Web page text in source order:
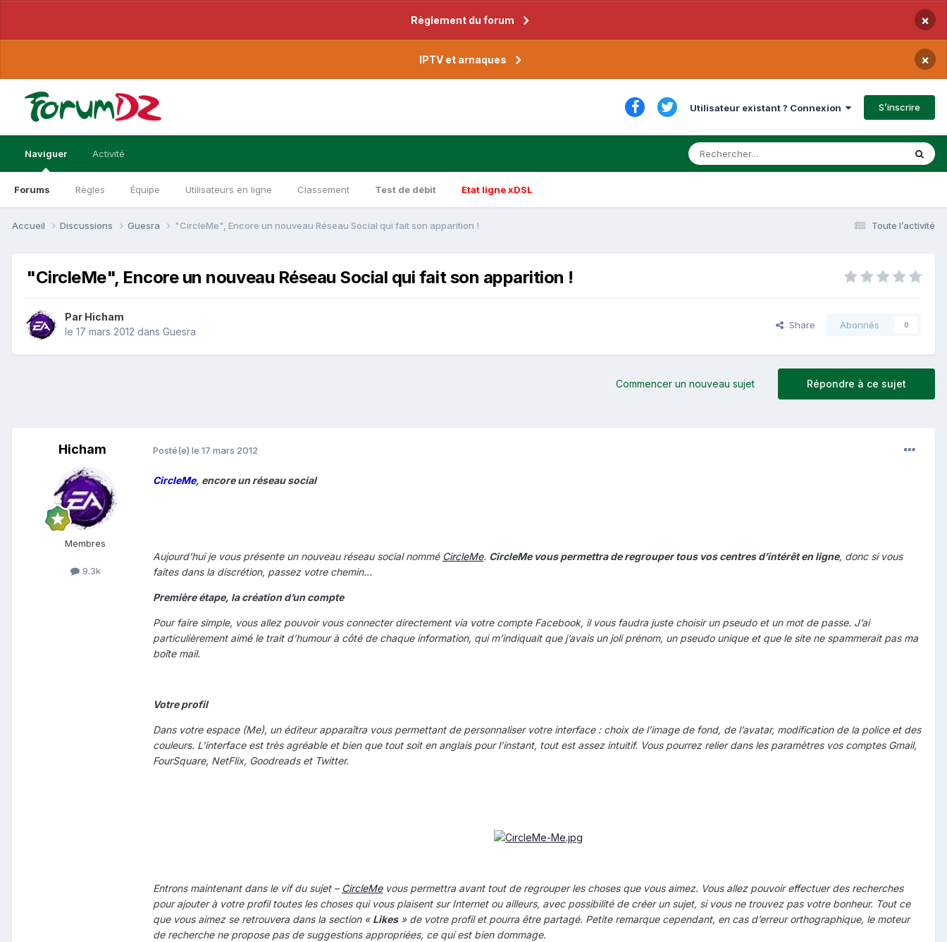
Règlement du forum ×
IPTV et arnaques ×
Utilisateur existant ? Connexion S’inscrire
Naviguer
Forums Règles Équipe Utilisateurs en ligne Classement Test de débit Etat ligne xDSL
Activité
Toute l’activité
Accueil Discussions Guesra "CircleMe", Encore un nouveau Réseau Social qui fait son apparition !
"CircleMe", Encore un nouveau Réseau Social qui fait son apparition !
Par Hicham
le 17 mars 2012 dans Guesra
Share Abonnés 0
Répondre à ce sujet
Commencer un nouveau sujet
Hicham
Membres
9.3k
Posté(e) le 17 mars 2012
CircleMe, encore un réseau social
Aujourd’hui je vous présente un nouveau réseau social nommé CircleMe. CircleMe vous permettra de regrouper tous vos centresd’intérêt en ligne, donc si vous
faites dans la discrétion, passez votre chemin…
Première étape, la création d’un compte
Pour faire simple, vous allez pouvoir vous connecter directement via votre compte Facebook, il vous faudra juste choisir un pseudo et un mot de passe. J’ai
particulièrement aimé le trait d’humour à côté de chaque information, qui m’indiquait que j’avais un joli prénom, un pseudo unique et que le site ne spammerait pas ma
boîte mail.
Votre profil
Dans votre espace (Me), un éditeur apparaîtra vous permettant de personnaliser votre interface : choix de l’image de fond, de l’avatar, modification de la police et des
couleurs. L’interface est très agréable et bien que tout soit en anglais pour l’instant, tout est assez intuitif. Vous pourrez relier dans les paramètres vos comptes Gmail,
FourSquare, NetFlix, Goodreads et Twitter.
Entrons maintenant dans le vif du sujet – CircleMevous permettra avant tout de regrouper les choses que vous aimez. Vous allez pouvoir effectuer des recherches
pour ajouter à votre profil toutes les choses qui vous plaisent sur Internet ou ailleurs, avec possibilité de créer un sujet, si vous ne trouvez pas votre bonheur. Tout ce
que vous aimez se retrouvera dans la section « Likes» de votre profil et pourra être partagé. Petite remarque cependant, en cas d’erreur orthographique, le moteur
de recherche ne propose pas de suggestions appropriées, ce qui est bien dommage.